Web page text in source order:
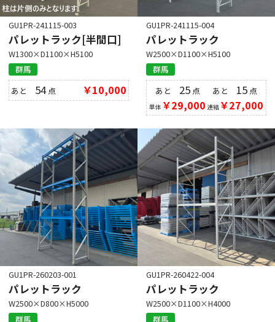
GU1PR-241115-003
パレットラック[半間口]
W1300×D1100×H5100
群馬
あと 54点 ￥10,000
GU1PR-241115-004
パレットラック
W2500×D1100×H5100
群馬
あと 25点
単体 ￥29,000
あと 15 点
連結￥27,000
GU1PR-260203-001
パレットラック
W2500×D800×H5000
群馬
GU1PR-260422-004
パレットラック
W2500×D1100×H4000
群馬